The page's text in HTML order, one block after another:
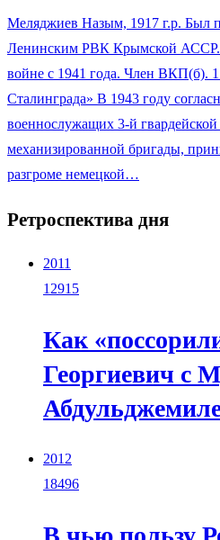
Меляджиев Назым, 1917 г.р. Был
Ленинским РВК Крымской АССР.
войне с 1941 года. Член ВКП(б).
Сталинграда» В 1943 году
военнослужащих 3-й
механизированной бригады,
разгроме немецкой…
Ретроспектива дня
2011
12915
Как
Георгиевич с
2012
18496